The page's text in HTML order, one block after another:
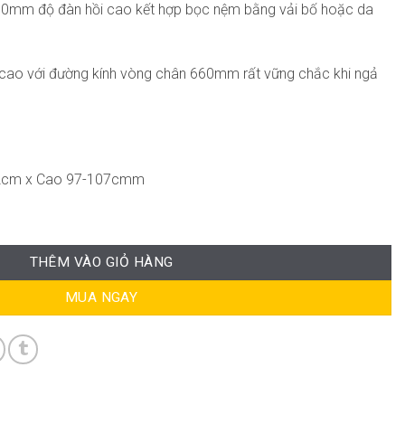
độ đàn hồi cao kết hợp bọc nệm bằng vải bố hoặc da
với đường kính vòng chân 660mm rất vững chắc khi ngả
x Cao 97-107cmm
THÊM VÀO GIỎ HÀNG
MUA NGAY